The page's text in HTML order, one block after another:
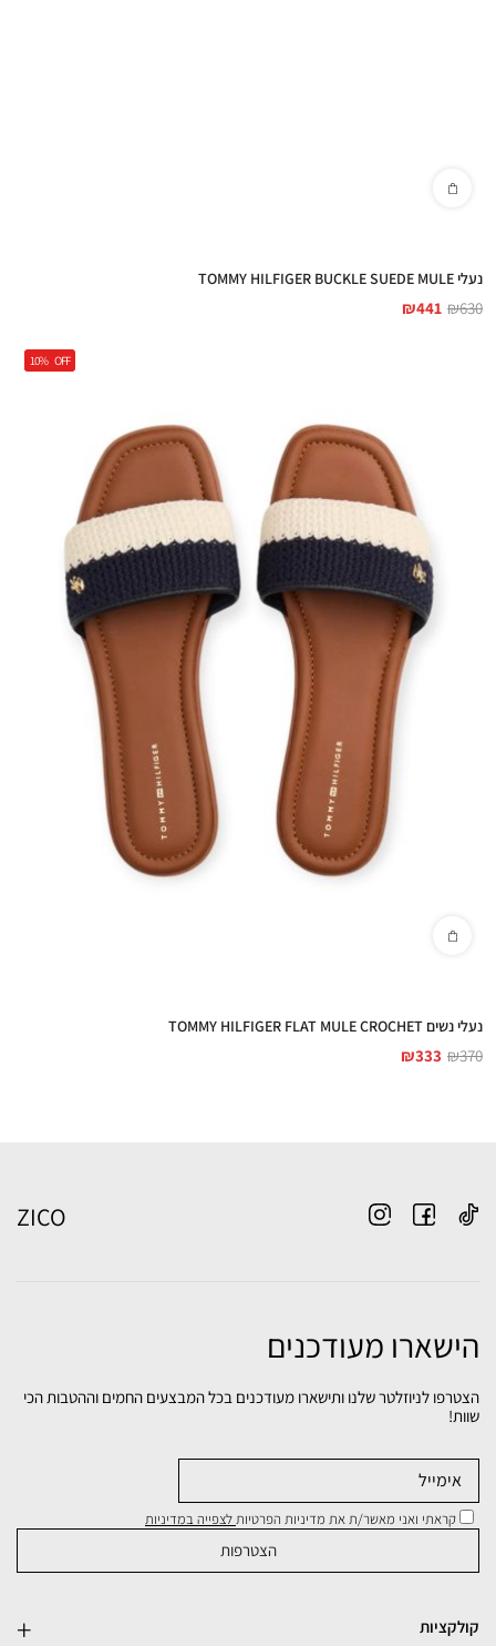
נעלי TOMMY HILFIGER BUCKLE SUEDE MULE
₪630
₪441
10% OFF
נעלי נשים TOMMY HILFIGER FLAT MULE CROCHET
₪370
₪333
ZICO
הישארו מעודכנים
הצטרפו לניוזלטר שלנו ותישארו מעודכנים בכל המבצעים החמים וההטבות הכי
שוות!
קראתי ואני מאשר/ת את מדיניות הפרטיותלצפייה במדיניות
קולקציות